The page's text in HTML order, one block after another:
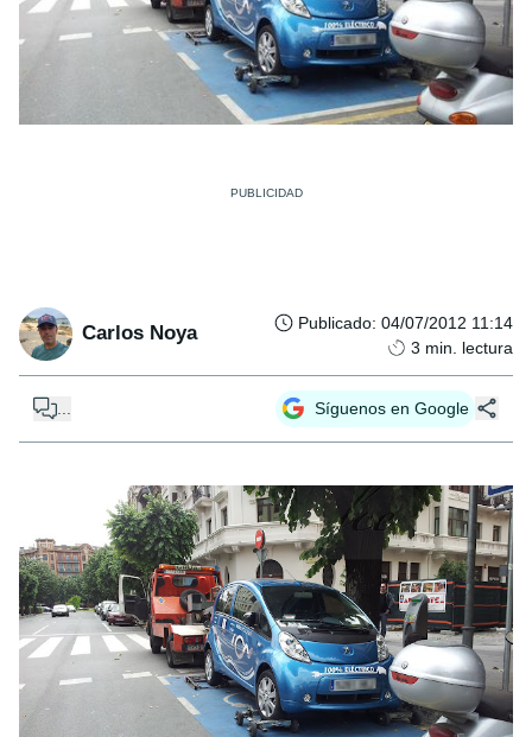
Carlos Noya Publicado: 04/07/2012 11:14
3 min. lectura
Síguenos en Google